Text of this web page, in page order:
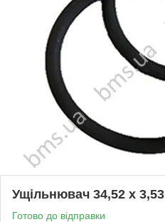
Ущільнювач 34,52 х 3,53
Готово до відправки